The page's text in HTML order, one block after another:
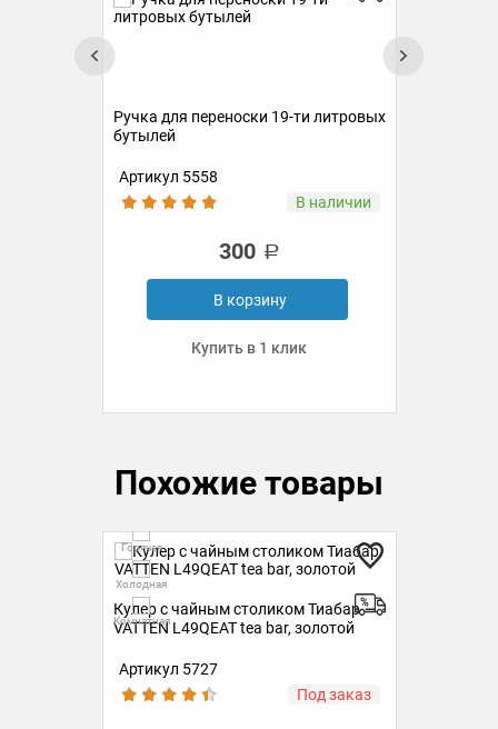
Ручка для переноски 19-ти литровых
бутылей
Артикул 5558
В наличии
300
В корзину
Купить в 1 клик
Похожие товары
Горячая
Холодная
Комнатная
Кулер с чайным столиком Тиабар
VATTEN L49QEAT tea bar, золотой
Артикул 5727
Под заказ